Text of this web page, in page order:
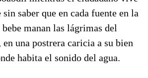
sin saber que en cada fuente en la
manan las lágrimas del
una postrera caricia a su bien
habita el sonido del agua.